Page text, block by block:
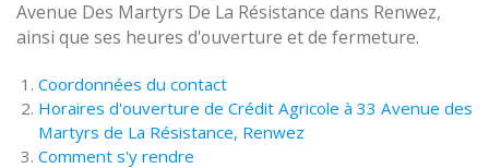
Avenue Des Martyrs De La Résistance dans Renwez,
ainsi que ses heures d'ouverture et de fermeture.
Coordonnées du contact
Horaires d'ouverture de Crédit Agricole à 33 Avenue des
Martyrs de La Résistance, Renwez
Comment s'y rendre